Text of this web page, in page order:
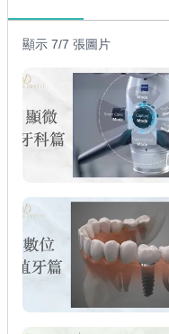
顯示 7/7 張圖片